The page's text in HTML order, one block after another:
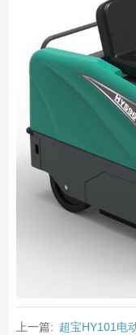
上一篇: 超宝HY101电